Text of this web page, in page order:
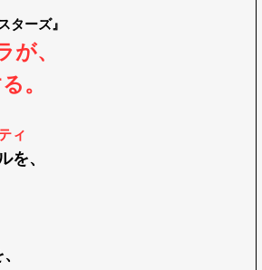
ターズ』
が、
。
ィ
を、